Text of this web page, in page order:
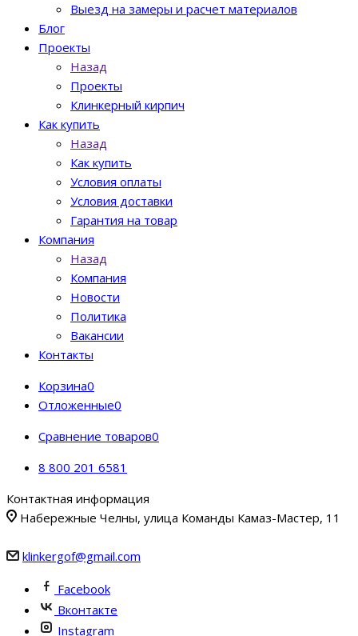
Выезд на замеры и расчет материалов
Блог
Проекты
Назад
Проекты
Клинкерный кирпич
Как купить
Назад
Как купить
Условия оплаты
Условия доставки
Гарантия на товар
Компания
Назад
Компания
Новости
Политика
Вакансии
Контакты
Корзина0
Отложенные0
Сравнение товаров0
8 800 201 6581
Контактная информация
Набережные Челны, улица Команды Камаз-Мастер, 11
klinkergof@gmail.com
Facebook
Вконтакте
Instagram